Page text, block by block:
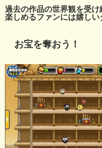
過去の作品の世界観を受
楽しめるファンには嬉しい
お宝を奪おう！